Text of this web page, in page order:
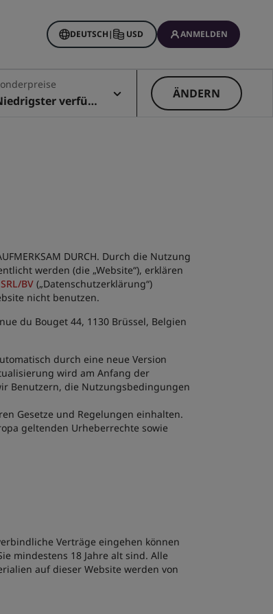
DEUTSCH| USD ANMELDEN
verfüg
ÄNDERN
DURCH. Durch die Nutzung
werden (die „Website“), erklären
BV („Datenschutzerklärung“)
nicht benutzen.
du Bouget 44, 1130 Brüssel, Belgien
durch eine neue Version
wird am Anfang der
Benutzern, die Nutzungsbedingungen
Gesetze und Regelungen einhalten.
geltenden Urheberrechte sowie
Verträge eingehen können
mindestens 18 Jahre alt sind. Alle
auf dieser Website werden von